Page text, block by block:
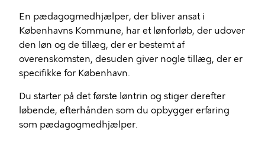
En pædagogmedhjælper, der bliver ansat i
Københavns Kommune, har et lønforløb, der udover
den løn og de tillæg, der er bestemt af
overenskomsten, desuden giver nogle tillæg, der er
specifikke for København.
Du starter på det første løntrin og stiger derefter
løbende, efterhånden som du opbygger erfaring
som pædagogmedhjælper.